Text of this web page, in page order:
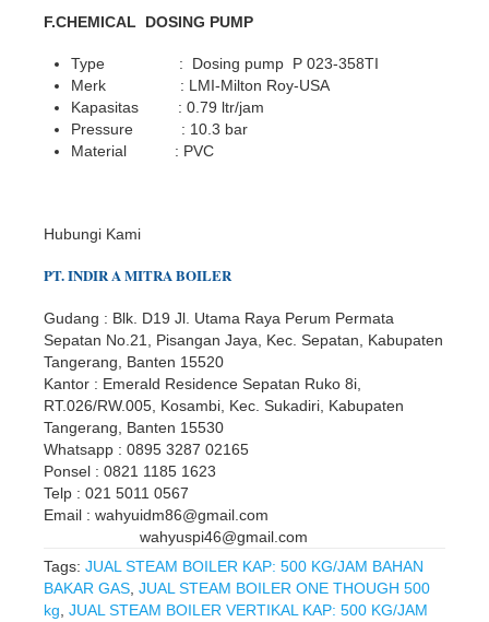
F.CHEMICAL DOSING PUMP
Type
: Dosing pump P 023-358TI
Merk
: LMI-Milton Roy-USA
Kapasitas : 0.79 ltr/jam
Pressure : 10.3 bar
Material : PVC
Hubungi Kami
PT.INDIRAMITRA BOILER
Gudang : Blk. D19 Jl. Utama Raya Perum Permata
Sepatan No.21, Pisangan Jaya, Kec. Sepatan, Kabupaten
Tangerang, Banten 15520
Kantor : Emerald Residence Sepatan Ruko 8i,
RT.026/RW.005, Kosambi, Kec. Sukadiri, Kabupaten
Tangerang, Banten 15530
Whatsapp : 0895 3287 02165
Ponsel : 0821 1185 1623
Telp : 021 5011 0567
Email : wahyuidm86@gmail.com
wahyuspi46@gmail.com
Tags: JUAL STEAM BOILER KAP: 500 KG/JAM BAHAN
BAKAR GAS JUAL STEAM BOILER ONE THOUGH 500
kg JUAL STEAM BOILER VERTIKAL KAP: 500 KG/JAM